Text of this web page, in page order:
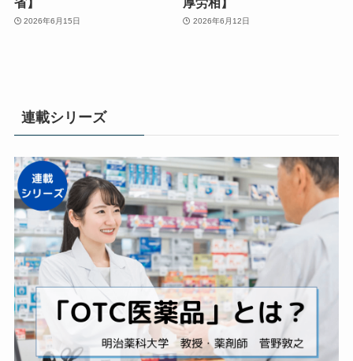
2026年6月15日 2026年6月12日
連載シリーズ